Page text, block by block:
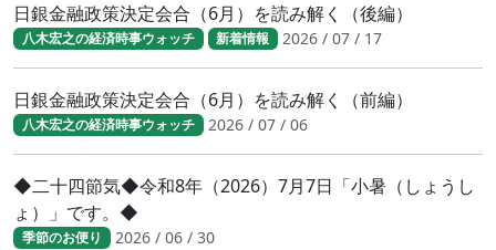
日銀金融政策決定会合（6月）を読み解く（後編）
八木宏之の経済時事ウォッチ 新着情報 2026 / 07 / 17
日銀金融政策決定会合（6月）を読み解く（前編）
八木宏之の経済時事ウォッチ 2026 / 07 / 06
◆二十四節気◆令和8年（2026）7月7日「小暑（しょうし
ょ）」です。◆
季節のお便り 2026 / 06 / 30